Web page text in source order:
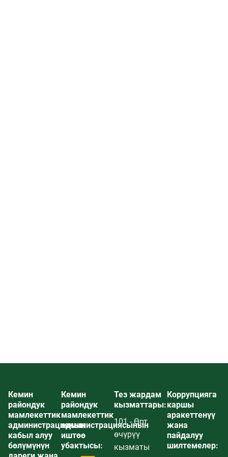
Кемин
райондук
мамлекеттик
администрациянын
кабыл алуу
бөлүмүнүн
Кемин
райондук
мамлекеттик
администрациясынын
иштөө
убактысы:
Тез жардам
кызматтары:
101 - Өрт
өчүрүү
кызматы
Коррупцияга
каршы
аракеттенүү
жана
пайдалуу
шилтемелер: